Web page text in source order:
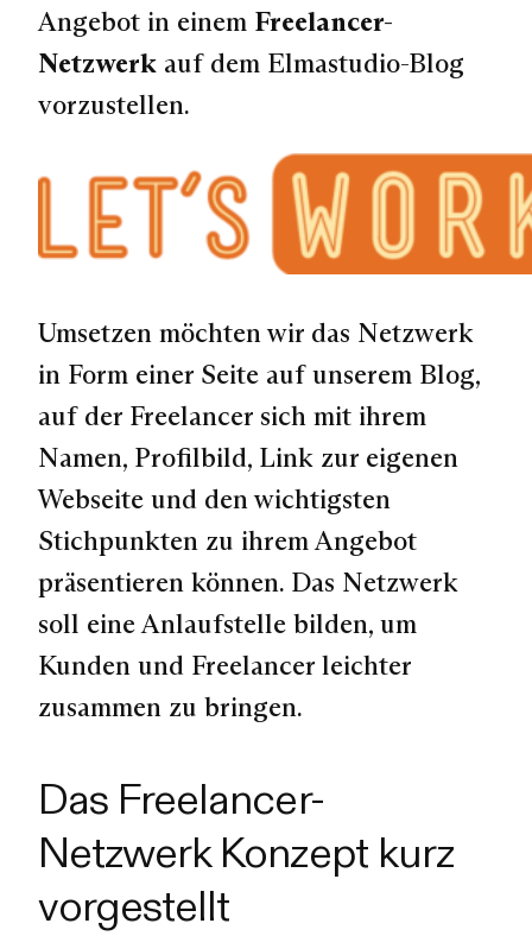
Angebot in einem Freelancer-
Netzwerk auf dem Elmastudio-Blog
vorzustellen.
Umsetzen möchten wir das Netzwerk
in Form einer Seite auf unserem Blog,
auf der Freelancer sich mit ihrem
Namen, Profilbild, Link zur eigenen
Webseite und den wichtigsten
Stichpunkten zu ihrem Angebot
präsentieren können. Das Netzwerk
soll eine Anlaufstelle bilden, um
Kunden und Freelancer leichter
zusammen zu bringen.
Das Freelancer-
Netzwerk Konzept kurz
vorgestellt